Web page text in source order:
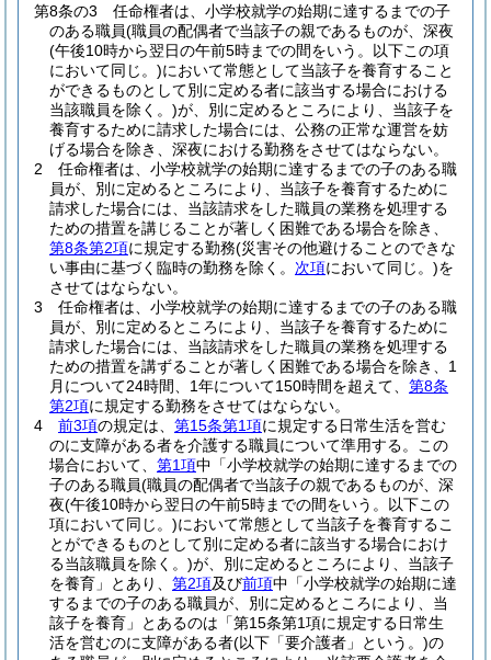
第8条の3
任命権者は、小学校就学の始期に達するまでの子
のある職員(職員の配偶者で当該子の親であるものが、深夜
(午後10時から翌日の午前5時までの間をいう。以下この項
において同じ。)において常態として当該子を養育すること
ができるものとして別に定める者に該当する場合における
当該職員を除く。)が、別に定めるところにより、当該子を
養育するために請求した場合には、公務の正常な運営を妨
げる場合を除き、深夜における勤務をさせてはならない。
2
任命権者は、小学校就学の始期に達するまでの子のある職
員が、別に定めるところにより、当該子を養育するために
請求した場合には、当該請求をした職員の業務を処理する
ための措置を講じることが著しく困難である場合を除き、
第8条第2項に規定する勤務(災害その他避けることのできな
い事由に基づく臨時の勤務を除く。 次項において同じ。)を
させてはならない。
3
任命権者は、小学校就学の始期に達するまでの子のある職
員が、別に定めるところにより、当該子を養育するために
請求した場合には、当該請求をした職員の業務を処理する
ための措置を講ずることが著しく困難である場合を除き、1
月について24時間、1年について150時間を超えて、 第8条
第2項に規定する勤務をさせてはならない。
4
前3項の規定は、 第15条第1項に規定する日常生活を営む
のに支障がある者を介護する職員について準用する。
この
場合において、 第1項中「小学校就学の始期に達するまでの
子のある職員(職員の配偶者で当該子の親であるものが、深
夜(午後10時から翌日の午前5時までの間をいう。以下この
項において同じ。)において常態として当該子を養育するこ
とができるものとして別に定める者に該当する場合におけ
る当該職員を除く。)が、別に定めるところにより、当該子
を養育」とあり、 第2項及び前項中「小学校就学の始期に達
するまでの子のある職員が、別に定めるところにより、当
該子を養育」とあるのは「第15条第1項に規定する日常生
活を営むのに支障がある者(以下「要介護者」という。)の